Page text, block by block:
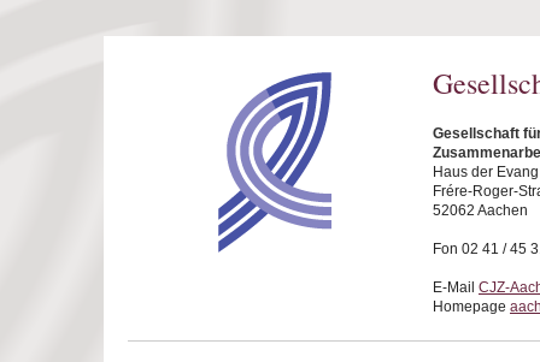
Gesellschaft
Haus der
Frére-Roger-
52062 Aachen
Fon 02 41 / 45
E-Mail CJZ-
Homepage